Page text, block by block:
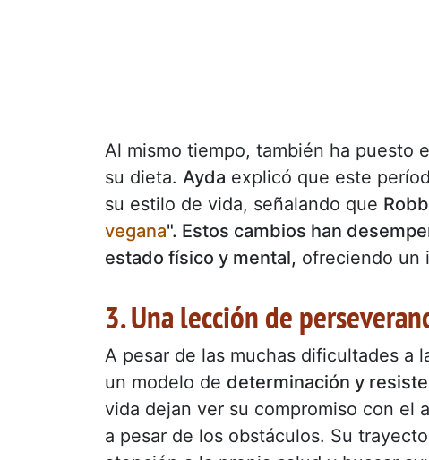
Al mismo tiempo, también ha puesto
su dieta. Ayda explicó que este
su estilo de vida, señalando que
vegana". Estos cambios han
estado físico y mental, ofreciendo un
3. Una lección de
A pesar de las muchas dificultades a
un modelo de determinación y
vida dejan ver su compromiso con el
a pesar de los obstáculos. Su